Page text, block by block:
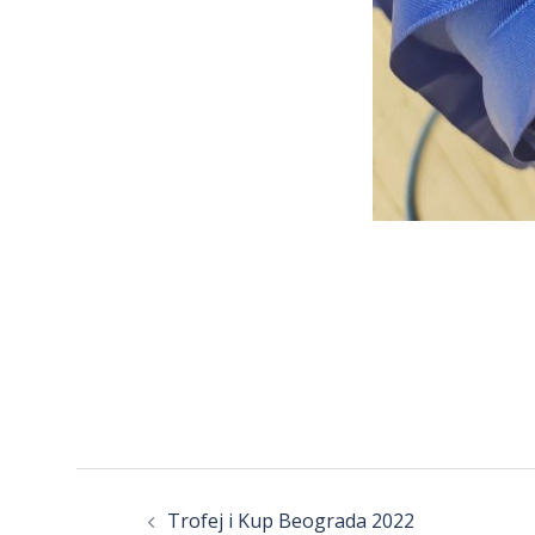
PostTrofej i Kup Beograda 2022